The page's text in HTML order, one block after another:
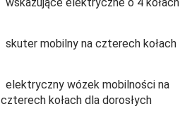
skuter mobilny na czterech kołach
elektryczny wózek mobilności na
czterech kołach dla dorosłych